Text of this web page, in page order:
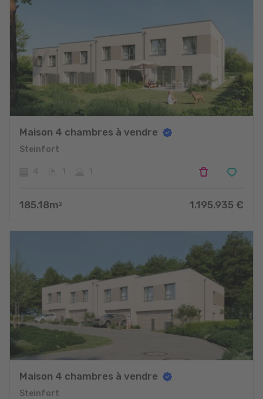
Maison 4 chambres à vendre
Steinfort
185.18m 2 1.195.935 €
Maison 4 chambres à vendre
Steinfort